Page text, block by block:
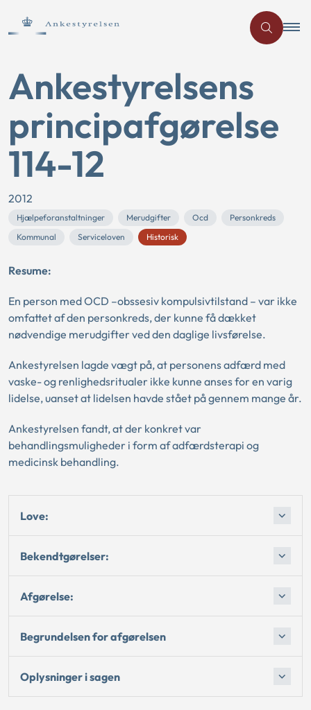
Ankestyrelsens
principafgørelse
114-12
2012
Hjælpeforanstaltninger Merudgifter Ocd
Personkreds
Kommunal
Serviceloven Historisk
Resume:
En person med OCD –obssesiv kompulsivtilstand – var ikke
omfattet af den personkreds, der kunne få dækket
nødvendige merudgifter ved den daglige livsførelse.
Ankestyrelsen lagde vægt på, at personens adfærd med
vaske- og renlighedsritualer ikke kunne anses for en varig
lidelse, uanset at lidelsen havde stået på gennem mange år.
Ankestyrelsen fandt, at der konkret var
behandlingsmuligheder i form af adfærdsterapi og
medicinsk behandling.
Love:
Bekendtgørelser:
Afgørelse:
Begrundelsen for afgørelsen
Oplysninger i sagen